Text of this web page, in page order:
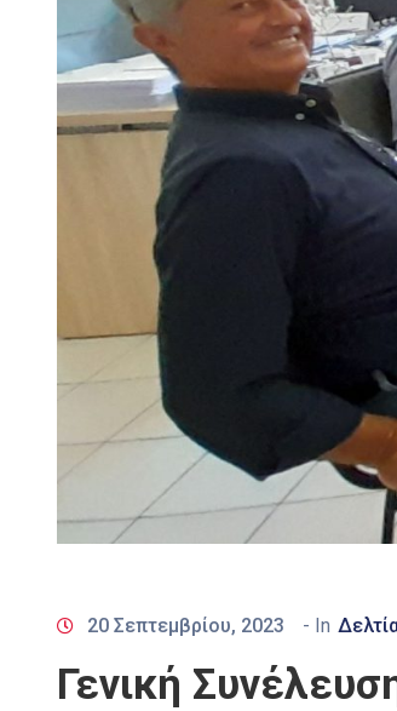
20 Σεπτεμβρίου, 2023 - In
Γενική